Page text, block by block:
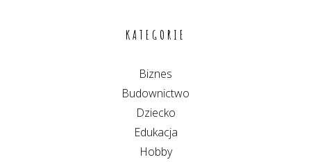
KATEGORIE
Biznes
Budownictwo
Dziecko
Edukacja
Hobby